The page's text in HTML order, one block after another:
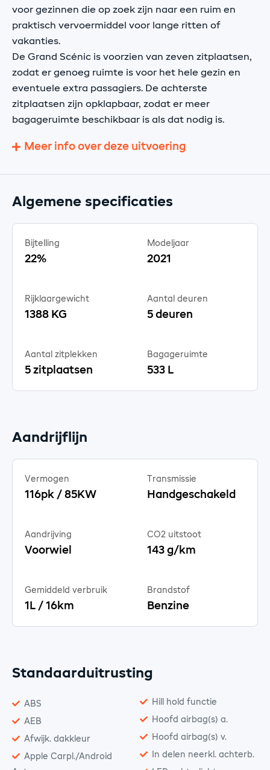
voor gezinnen die op zoek zijn naar een ruim en
praktisch vervoermiddel voor lange ritten of
vakanties.
De Grand Scénic is voorzien van zeven zitplaatsen,
zodat er genoeg ruimte is voor het hele gezin en
eventuele extra passagiers. De achterste
zitplaatsen zijn opklapbaar, zodat er meer
bagageruimte beschikbaar is als dat nodig is.
Meer info over deze uitvoering
Algemene specificaties
Bijtelling
22%
Modeljaar
2021
Rijklaargewicht
1388 KG
Aantal deuren
5 deuren
Aantal zitplekken
5 zitplaatsen
Bagageruimte
533 L
Aandrijflijn
Vermogen
116pk / 85KW
Transmissie
Handgeschakeld
Aandrijving
Voorwiel
CO2 uitstoot
143 g/km
Gemiddeld verbruik
1L / 16km
Brandstof
Benzine
Standaarduitrusting
ABS
AEB
Afwijk. dakkleur
Apple Carpl./Android
Hill hold functie
Hoofd airbag(s) a.
Hoofd airbag(s) v.
In delen neerkl. achterb.